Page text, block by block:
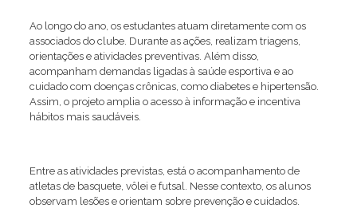
Ao longo do ano, os estudantes atuam diretamente com os
associados do clube. Durante as ações, realizam triagens,
orientações e atividades preventivas. Além disso,
acompanham demandas ligadas à saúde esportiva e ao
cuidado com doenças crônicas, como diabetes e hipertensão.
Assim, o projeto amplia o acesso à informação e incentiva
hábitos mais saudáveis.
Entre as atividades previstas, está o acompanhamento de
atletas de basquete, vôlei e futsal. Nesse contexto, os alunos
observam lesões e orientam sobre prevenção e cuidados.